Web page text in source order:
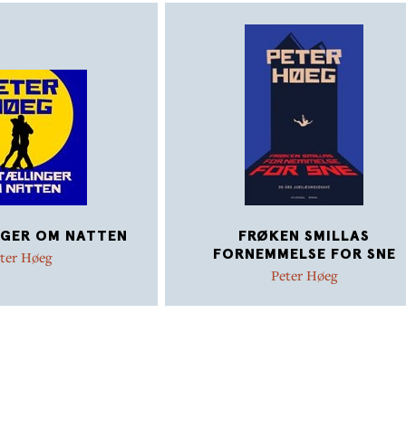
sige om Peter Høegs bøger, men der er altid noget på
der kører som på skinner.«
Stiftstidende
mandlig dansk forfatter kan så meget med sproget
OM NATTEN
Høeg
FRØKEN SMILLAS
FORNEMMELSE FOR SNE
Peter Høeg